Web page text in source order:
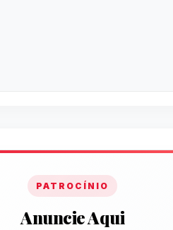
PATROCÍNIO
Anuncie Aqui